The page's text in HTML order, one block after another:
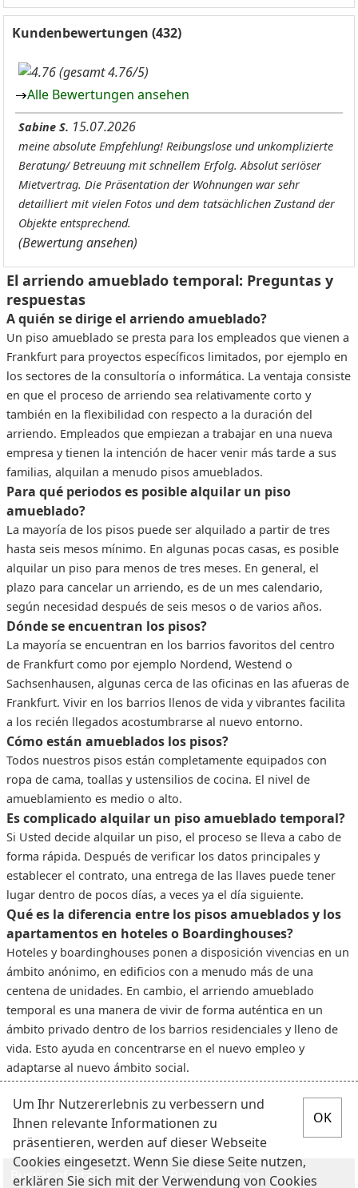
Kundenbewertungen (432)
(gesamt 4.76/5)
Alle Bewertungen ansehen
Sabine S. 15.07.2026
meine absolute Empfehlung! Reibungslose und unkomplizierte
Beratung/ Betreuung mit schnellem Erfolg. Absolut seriöser
Mietvertrag. Die Präsentation der Wohnungen war sehr
detailliert mit vielen Fotos und dem tatsächlichen Zustand der
Objekte entsprechend.
(Bewertung ansehen)
El arriendo amueblado temporal: Preguntas y
respuestas
A quién se dirige el arriendo amueblado?
Un piso amueblado se presta para los empleados que vienen a
Frankfurt para proyectos específicos limitados, por ejemplo en
los sectores de la consultoría o informática. La ventaja consiste
en que el proceso de arriendo sea relativamente corto y
también en la flexibilidad con respecto a la duración del
arriendo. Empleados que empiezan a trabajar en una nueva
empresa y tienen la intención de hacer venir más tarde a sus
familias, alquilan a menudo pisos amueblados.
Para qué periodos es posible alquilar un piso
amueblado?
La mayoría de los pisos puede ser alquilado a partir de tres
hasta seis mesos mínimo. En algunas pocas casas, es posible
alquilar un piso para menos de tres meses. En general, el
plazo para cancelar un arriendo, es de un mes calendario,
según necesidad después de seis mesos o de varios años.
Dónde se encuentran los pisos?
La mayoría se encuentran en los barrios favoritos del centro
de Frankfurt como por ejemplo Nordend, Westend o
Sachsenhausen, algunas cerca de las oficinas en las afueras de
Frankfurt. Vivir en los barrios llenos de vida y vibrantes facilita
a los recién llegados acostumbrarse al nuevo entorno.
Cómo están amueblados los pisos?
Todos nuestros pisos están completamente equipados con
ropa de cama, toallas y ustensilios de cocina. El nivel de
amueblamiento es medio o alto.
Es complicado alquilar un piso amueblado temporal?
Si Usted decide alquilar un piso, el proceso se lleva a cabo de
forma rápida. Después de verificar los datos principales y
establecer el contrato, una entrega de las llaves puede tener
lugar dentro de pocos días, a veces ya el día siguiente.
Qué es la diferencia entre los pisos amueblados y los
apartamentos en hoteles o Boardinghouses?
Hoteles y boardinghouses ponen a disposición vivencias en un
ámbito anónimo, en edificios con a menudo más de una
centena de unidades. En cambio, el arriendo amueblado
temporal es una manera de vivir de forma auténtica en un
ámbito privado dentro de los barrios residenciales y lleno de
vida. Esto ayuda en concentrarse en el nuevo empleo y
adaptarse al nuevo ámbito social.
Buscar ofertas Para inquilinos
Um Ihr Nutzererlebnis zu verbessern und
Ihnen relevante Informationen zu
präsentieren, werden auf dieser Webseite
Cookies eingesetzt. Wenn Sie diese Seite nutzen,
erklären Sie sich mit der Verwendung von Cookies